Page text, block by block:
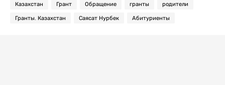
Казахстан Грант Обращение гранты родители
Гранты. Казахстан Саясат Нурбек Абитуриенты